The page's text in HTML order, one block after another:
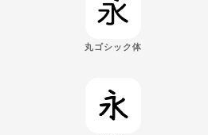
丸ゴシック体